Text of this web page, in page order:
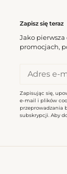
Zapisz się teraz
Jako pierwsza
promocjach,
Zapisując się,
e-mail i plików
przeprowadzania
subskrypcji. Aby